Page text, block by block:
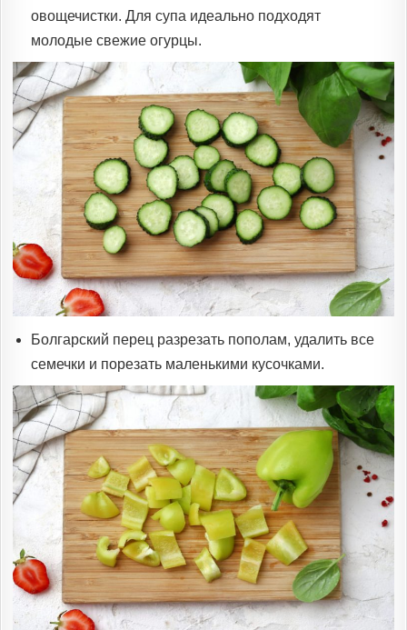
овощечистки. Для супа идеально подходят
молодые свежие огурцы.
Болгарский перец разрезать пополам, удалить все
семечки и порезать маленькими кусочками.